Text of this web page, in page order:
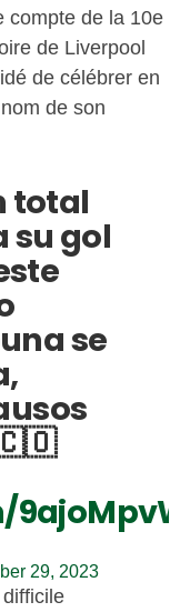
compte de la 10e
de Liverpool
de célébrer en
de son
total
su gol
se
29, 2023